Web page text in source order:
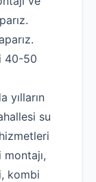
40-50
yılların
su
kombi